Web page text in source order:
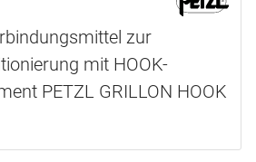
zur
mit HOOK-
PETZL GRILLON HOOK